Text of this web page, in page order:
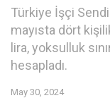
Türkiye İşçi
mayısta dört
lira, yoksulluk
hesapladı.
May 30, 2024